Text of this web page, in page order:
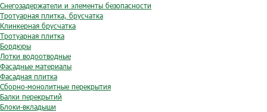
Снегозадержатели и элементы безопасности
Тротуарная плитка, брусчатка
Клинкерная брусчатка
Тротуарная плитка
Бордюры
Лотки водоотводные
Фасадные материалы
Фасадная плитка
Сборно-монолитные перекрытия
Балки перекрытий
Блоки-вкладыши